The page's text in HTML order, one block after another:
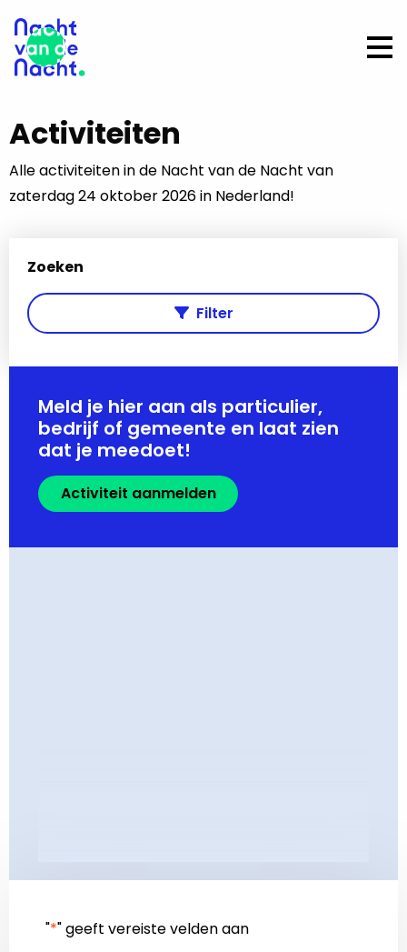
Activiteiten
Alle activiteiten in de Nacht van de Nacht van
zaterdag 24 oktober 2026 in Nederland!
Zoeken
Filter
Meld je hier aan als particulier,
bedrijf of gemeente en laat zien
dat je meedoet!
Activiteit aanmelden
"*" geeft vereiste velden aan